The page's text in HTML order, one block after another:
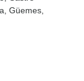
, Güemes